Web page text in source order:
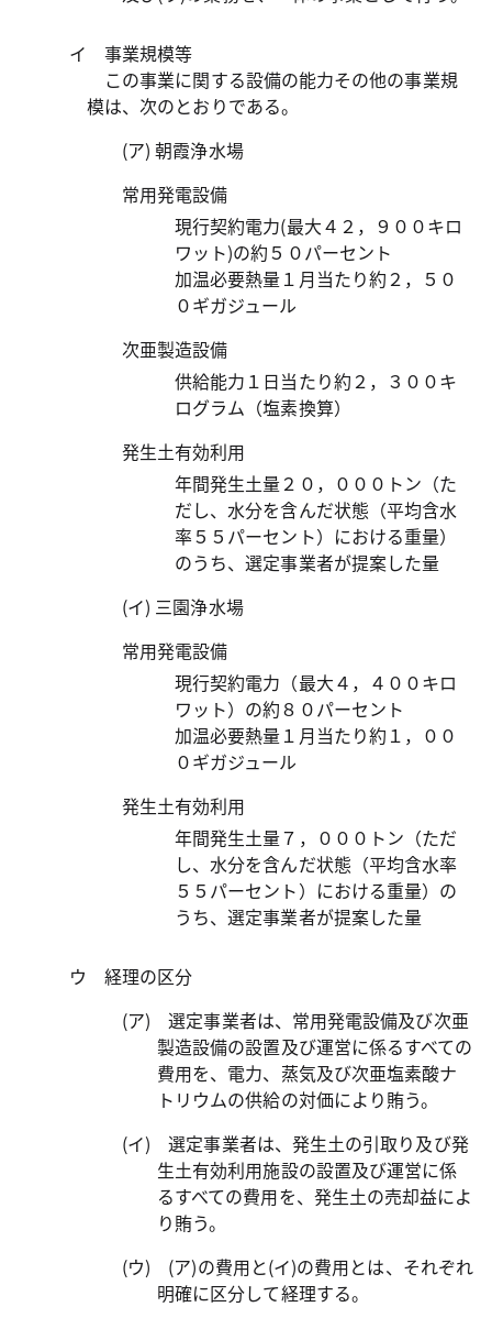
イ 事業規模等
この事業に関する設備の能力その他の事業規
模は、次のとおりである。
(ア) 朝霞浄水場
常用発電設備
現行契約電力(最大４２，９００キロ
ワット)の約５０パーセント
加温必要熱量１月当たり約２，５０
０ギガジュール
次亜製造設備
供給能力１日当たり約２，３００キ
ログラム（塩素換算）
発生土有効利用
年間発生土量２０，０００トン（た
だし、水分を含んだ状態（平均含水
率５５パーセント）における重量）
のうち、選定事業者が提案した量
(イ) 三園浄水場
常用発電設備
現行契約電力（最大４，４００キロ
ワット）の約８０パーセント
加温必要熱量１月当たり約１，００
０ギガジュール
発生土有効利用
年間発生土量７，０００トン（ただ
し、水分を含んだ状態（平均含水率
５５パーセント）における重量）の
うち、選定事業者が提案した量
ウ 経理の区分
(ア) 選定事業者は、常用発電設備及び次亜
製造設備の設置及び運営に係るすべての
費用を、電力、蒸気及び次亜塩素酸ナ
トリウムの供給の対価により賄う。
(イ) 選定事業者は、発生土の引取り及び発
生土有効利用施設の設置及び運営に係
るすべての費用を、発生土の売却益によ
り賄う。
(ウ) (ア)の費用と(イ)の費用とは、それぞれ
明確に区分して経理する。